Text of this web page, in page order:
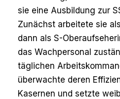
sie eine Ausbildung zur
Zunächst arbeitete sie
dann als S-
das Wachpersonal
täglichen
überwachte deren
Kasernen und setzte